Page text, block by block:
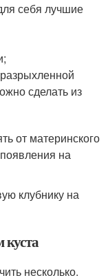
себя лучшие
сделать из
от материнского
на
клубнику на
несколько.